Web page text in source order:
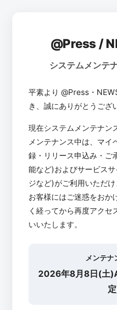
@Press /
システムメンテ
平素より @Press・
き、誠にありがとうござ
現在システムメンテナン
メンテナンス中は、マイ
録・リリース申込み・ご
能など)およびサービス
ジなど)がご利用いただけ
お客様にはご迷惑をおか
く経ってから再度アクセ
いいたします。
メンテナ
2026年8月8日(土